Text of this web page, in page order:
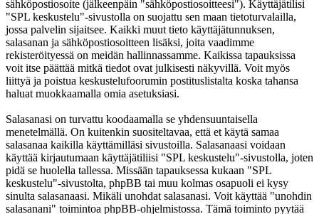
sähköpostiosoite (jälkeenpäin "sähköpostiosoitteesi"). Käyttäjätilisi
"SPL keskustelu"-sivustolla on suojattu sen maan tietoturvalailla,
jossa palvelin sijaitsee. Kaikki muut tieto käyttäjätunnuksen,
salasanan ja sähköpostiosoitteen lisäksi, joita vaadimme
rekisteröityessä on meidän hallinnassamme. Kaikissa tapauksissa
voit itse päättää mitkä tiedot ovat julkisesti näkyvillä. Voit myös
liittyä ja poistua keskustelufoorumin postituslistalta koska tahansa
haluat muokkaamalla omia asetuksiasi.
Salasanasi on turvattu koodaamalla se yhdensuuntaisella
menetelmällä. On kuitenkin suositeltavaa, että et käytä samaa
salasanaa kaikilla käyttämilläsi sivustoilla. Salasanaasi voidaan
käyttää kirjautumaan käyttäjätiliisi "SPL keskustelu"-sivustolla, joten
pidä se huolella tallessa. Missään tapauksessa kukaan "SPL
keskustelu"-sivustolta, phpBB tai muu kolmas osapuoli ei kysy
sinulta salasanaasi. Mikäli unohdat salasanasi. Voit käyttää "unohdin
salasanani" toimintoa phpBB-ohjelmistossa. Tämä toiminto pyytää